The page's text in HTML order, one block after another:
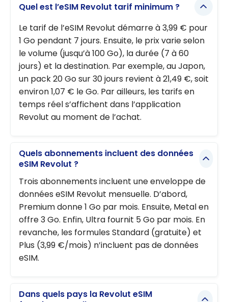
Quel est l’eSIM Revolut tarif minimum ?
Le tarif de l’eSIM Revolut démarre à 3,99 € pour
1 Go pendant 7 jours. Ensuite, le prix varie selon
le volume (jusqu’à 100 Go), la durée (7 à 60
jours) et la destination. Par exemple, au Japon,
un pack 20 Go sur 30 jours revient à 21,49 €, soit
environ 1,07 € le Go. Par ailleurs, les tarifs en
temps réel s’affichent dans l’application
Revolut au moment de l’achat.
Quels abonnements incluent des données
eSIM Revolut ?
Trois abonnements incluent une enveloppe de
données eSIM Revolut mensuelle. D’abord,
Premium donne 1 Go par mois. Ensuite, Metal en
offre 3 Go. Enfin, Ultra fournit 5 Go par mois. En
revanche, les formules Standard (gratuite) et
Plus (3,99 €/mois) n’incluent pas de données
eSIM.
Dans quels pays la Revolut eSIM